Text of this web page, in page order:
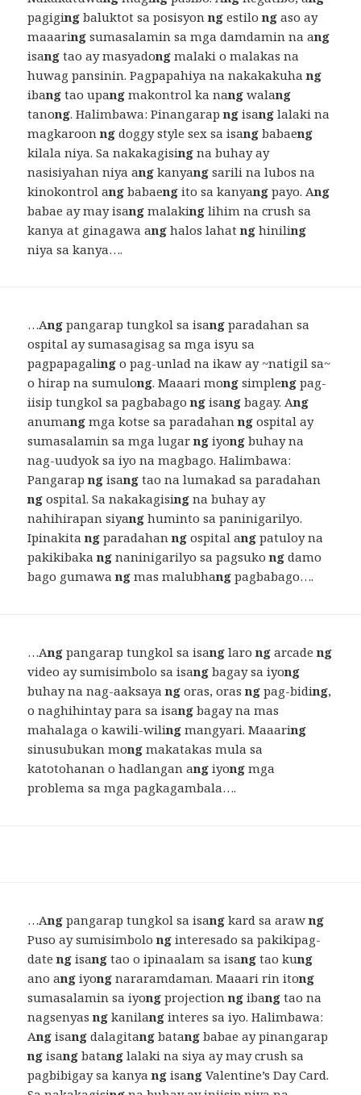
pagiging baluktot sa posisyonng estilong aso ay
maaaring sumasalamin sa mga damdamin na ang
isang tao ay masyadong malaki o malakas na
huwag pansinin. Pagpapahiya na nakakakuhang
ibang tao upang makontrol ka nang walang
tanong. Halimbawa: Pinangarapng isang lalaki na
magkaroonng doggy style sex sa isang babaeng
kilala niya. Sa nakakagising na buhay ay
nasisiyahan niya ang kanyang sarili na lubos na
kinokontrol ang babaeng ito sa kanyang payo. Ang
babae ay may isang malaking lihim na crush sa
kanya at ginagawa ang halos lahatng hiniling
niya sa kanya….
…Ang pangarap tungkol sa isang paradahan sa
ospital ay sumasagisag sa mga isyu sa
pagpapagaling o pag-unlad na ikaw ay ~natigil sa~
o hirap na sumulong. Maaari mong simpleng pag-
iisip tungkol sa pagbabagong isang bagay. Ang
anumang mga kotse sa paradahanng ospital ay
sumasalamin sa mga lugarng iyong buhay na
nag-uudyok sa iyo na magbago. Halimbawa:
Pangarapng isang tao na lumakad sa paradahan
ng ospital. Sa nakakagising na buhay ay
nahihirapan siyang huminto sa paninigarilyo.
Ipinakitang paradahanng ospital ang patuloy na
pakikibakang naninigarilyo sa pagsukong damo
bago gumawang mas malubhang pagbabago….
…Ang pangarap tungkol sa isang larong arcadeng
video ay sumisimbolo sa isang bagay sa iyong
buhay na nag-aaksayang oras, orasng pag-biding,
o naghihintay para sa isang bagay na mas
mahalaga o kawili-wiling mangyari. Maaaring
sinusubukan mong makatakas mula sa
katotohanan o hadlangan ang iyong mga
problema sa mga pagkagambala….
…Ang pangarap tungkol sa isang kard sa arawng
Puso ay sumisimbolong interesado sa pakikipag-
dateng isang tao o ipinaalam sa isang tao kung
ano ang iyong nararamdaman. Maaari rin itong
sumasalamin sa iyong projectionng ibang tao na
nagsenyasng kanilang interes sa iyo. Halimbawa:
Ang isang dalagitang batang babae ay pinangarap
ng isang batang lalaki na siya ay may crush sa
pagbibigay sa kanyang isang Valentine’s Day Card.